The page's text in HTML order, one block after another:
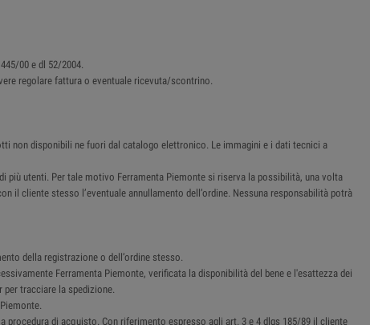
00 e dl 52/2004.
regolare fattura o eventuale ricevuta/scontrino.
non disponibili ne fuori dal catalogo elettronico. Le immagini e i dati tecnici a
utenti. Per tale motivo Ferramenta Piemonte si riserva la possibilità, una volta
il cliente stesso l’eventuale annullamento dell’ordine. Nessuna responsabilità potrà
della registrazione o dell’ordine stesso.
Ferramenta Piemonte, verificata la disponibilità del bene e l'esattezza dei
tracciare la spedizione.
di acquisto. Con riferimento espresso agli art. 3 e 4 dlgs 185/89 il cliente